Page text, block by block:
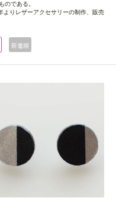
のである。
りレザーアクセサリーの制作、販売
新着順